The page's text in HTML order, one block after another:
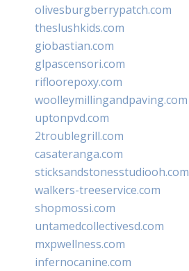
olivesburgberrypatch.com
theslushkids.com
giobastian.com
glpascensori.com
rifloorepoxy.com
woolleymillingandpaving.com
uptonpvd.com
2troublegrill.com
casateranga.com
sticksandstonesstudiooh.com
walkers-treeservice.com
shopmossi.com
untamedcollectivesd.com
mxpwellness.com
infernocanine.com